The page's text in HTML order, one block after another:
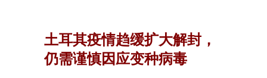
土耳其疫情趋缓扩大解封，
仍需谨慎因应变种病毒